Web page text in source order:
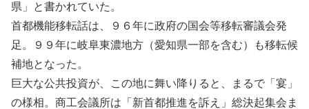
県」と書かれていた。
首都機能移転話は、９６年に政府の国会等移転審議会発
足。９９年に岐阜東濃地方（愛知県一部を含む）も移転候
補地となった。
巨大な公共投資が、この地に舞い降りると、まるで「宴」
の様相。商工会議所は「新首都推進を訴え」総決起集会ま